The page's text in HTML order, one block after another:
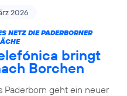
2026
NETZ DIE PADERBORNER
bringt
Borchen
Paderborn geht ein neuer